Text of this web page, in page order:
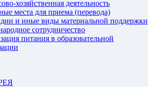
хозяйственная деятельность
места для приема (перевода)
и иные виды материальной поддержки
сотрудничество
питания в образовательной